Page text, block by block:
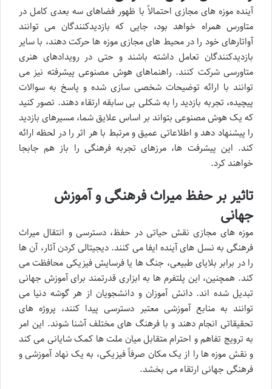
آینده موزه های مجازی احتمالاً با ظهور فضاهای سه بعدی کامل در
متاورس همراه خواهد بود، جایی که بازدیدکنندگان می توانند
آواتارهای خود را در محیط های مجازی موزه ها حرکت دهند، با سایر
بازدیدکنندگان تعامل داشته باشند و حتی در رویدادهای هنری
متاورسی شرکت کنند. راهنماهای هوش مصنوعی پیشرفته نیز می
توانند با ارائه توضیحات شخصی سازی شده و پاسخ به سوالات
پیچیده، تجربه بازدید را به شکلی بی سابقه ارتقاء دهند. تصور کنید
که یک هوش مصنوعی بتواند بر اساس علایق شما، مسیرهای بازدید
را پیشنهاد دهد و اطلاعاتی عمیق و مرتبط با هر اثر را در لحظه ارائه
کند. این پیشرفت ها، مرزهای تجربه فرهنگی را باز هم جابجا
خواهند کرد.
تاثیر بر حفظ میراث فرهنگی و آموزش
جهانی
موزه های مجازی نقش حیاتی در حفظ، دسترسی و انتقال میراث
فرهنگی به نسل های آینده ایفا می کنند. دیجیتالی کردن آثار، آن ها
را در برابر بلایای طبیعی، جنگ ها یا فرسایش فیزیکی محافظت می
کند. همچنین، این پلتفرم ها به ابزاری قدرتمند برای آموزش جهانی
تبدیل شده اند. دانش آموزان و دانشجویان از هر گوشه دنیا می
توانند به منابع آموزشی معتبر دسترسی پیدا کنند، پروژه های
تحقیقاتی انجام دهند و با فرهنگ های مختلف آشنا شوند. این امر
به ترویج تفاهم و احترام متقابل میان ملت ها کمک شایانی می کند
و نقش موزه ها را از یک مکان صرفاً فیزیکی، به یک نهاد آموزشی و
فرهنگی جهانی ارتقاء می بخشد.